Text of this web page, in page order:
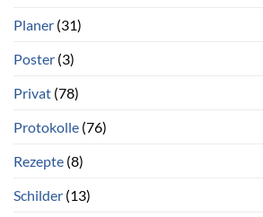
Planer (31)
Poster (3)
Privat (78)
Protokolle (76)
Rezepte (8)
Schilder (13)